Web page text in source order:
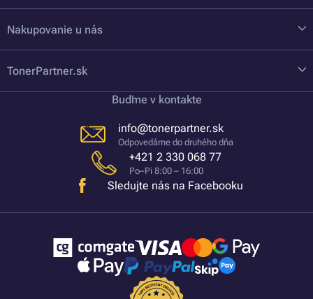
Nakupovanie u nás
TonerPartner.sk
Buďme v kontakte
info@tonerpartner.sk
Odpovedáme do druhého dňa
+421 2 330 068 77
Po–Pi 8:00 – 16:00
Sledujte nás na Facebooku